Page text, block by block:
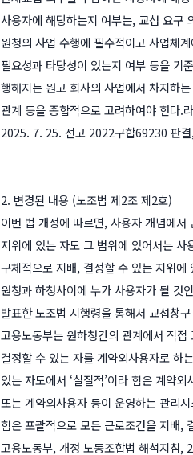
사용자에 해당하는지 여부는, 교섭 요구
원청의 사업 수행에 필수적이고 사업체
필요성과 타당성이 있는지 여부 등을 기
행해지는 원고 회사의 사업에서 차지하
관계 등을 종합적으로 고려하여야 한다
2025. 7. 25. 선고 2022구합69230 판
2. 변경된 내용 (노조법 제2조 제2호)
이번 법 개정에 따르면, 사용자 개념에
지위에 있는 자도 그 범위에 있어서는
구체적으로 지배, 결정할 수 있는 지위에
원청과 하청사이에 누가 사용자가 될
발표한 노조법 시행령을 통해서 교섭창
고용노동부는 원하청간의 관계에서 직
결정할 수 있는 자를 계약외사용자로 하
있는 자도에서 ‘실질적’이라 함은 계약
또는 계약외사용자 등이 운영하는 관리
함은 포괄적으로 모든 근로조건을 지배,
고용노동부, 개정 노동조합법 해석지침,